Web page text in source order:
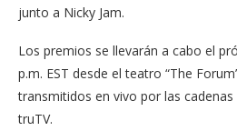
junto a Nicky Jam.
Los premios se llevarán a cabo el
p.m. EST desde el teatro “The
transmitidos en vivo por las
truTV.